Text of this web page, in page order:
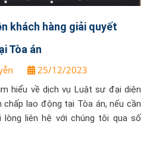
khách hàng giải quyết
Tòa án
25/12/2023
hiểu về dịch vụ Luật sư đại diện
chấp lao động tại Tòa án, nếu cần
lòng liên hệ với chúng tôi qua số